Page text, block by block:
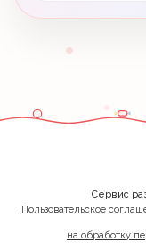
Сервис
Пользовательское
на обработку